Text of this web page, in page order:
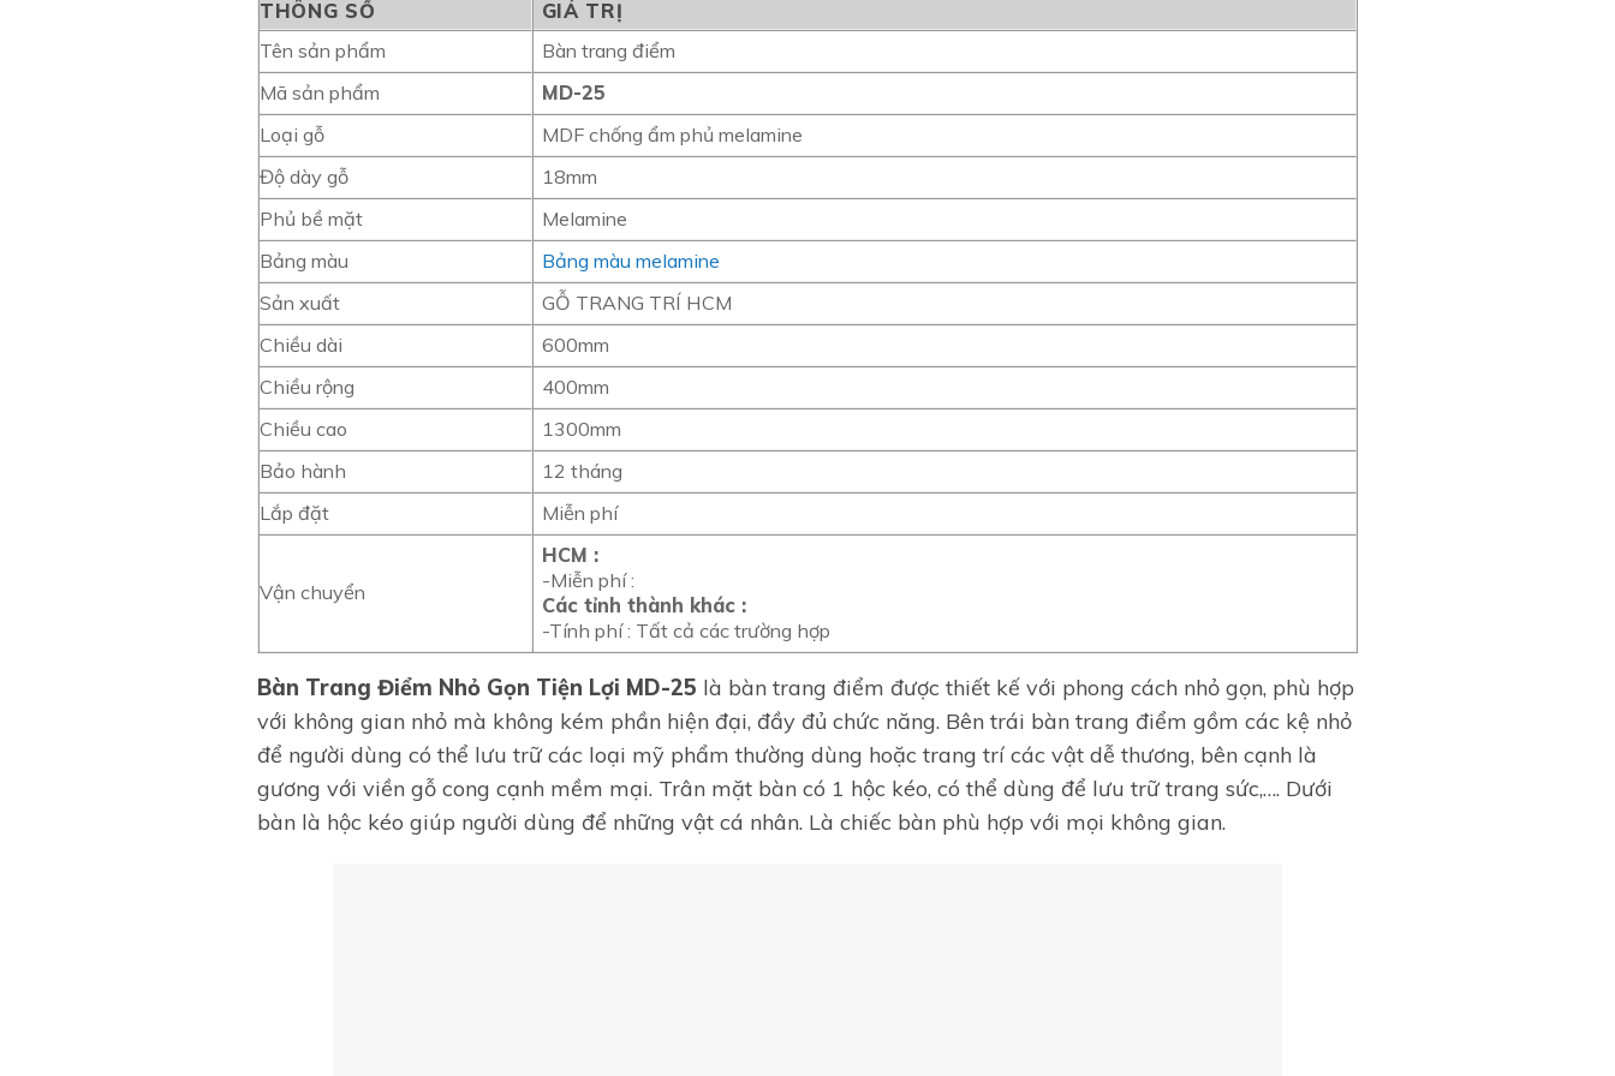
THÔNG SỐ
GIÁ TRỊ
Tên sản phẩm
Bàn trang điểm
Mã sản phẩm
MD-25
Loại gỗ
MDF chống ẩm phủ melamine
Độ dày gỗ
18mm
Phủ bề mặt
Melamine
Bảng màu
Bảng màu melamine
Sản xuất
GỖ TRANG TRÍ HCM
Chiều dài
600mm
Chiều rộng
400mm
Chiều cao
1300mm
Bảo hành
12 tháng
Lắp đặt
Miễn phí
Vận chuyển
HCM :
-Miễn phí :
Các tỉnh thành khác :
-Tính phí : Tất cả các trường hợp
Bàn Trang Điểm Nhỏ Gọn Tiện Lợi MD-25 là bàn trang điểm được thiết kế với phong cách nhỏ gọn, phù hợp
với không gian nhỏ mà không kém phần hiện đại, đầy đủ chức năng. Bên trái bàn trang điểm gồm các kệ nhỏ
để người dùng có thể lưu trữ các loại mỹ phẩm thường dùng hoặc trang trí các vật dễ thương, bên cạnh là
gương với viền gỗ cong cạnh mềm mại. Trân mặt bàn có 1 hộc kéo, có thể dùng để lưu trữ trang sức,…. Dưới
bàn là hộc kéo giúp người dùng để những vật cá nhân. Là chiếc bàn phù hợp với mọi không gian.